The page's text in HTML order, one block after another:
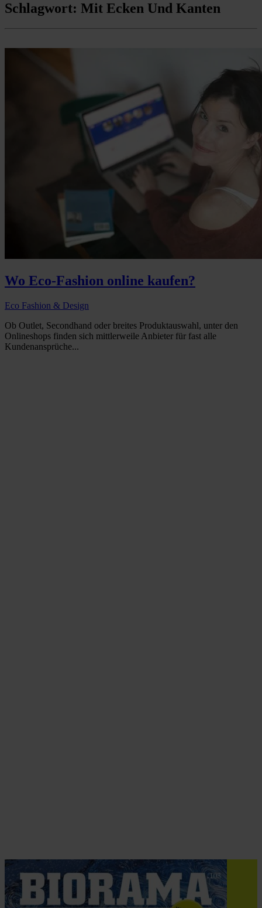
Schlagwort: Mit Ecken Und Kanten
Wo Eco-Fashion online kaufen?
Eco Fashion & Design
Ob Outlet, Secondhand oder breites Produktauswahl, unter den
Onlineshops finden sich mittlerweile Anbieter für fast alle
Kundenansprüche...